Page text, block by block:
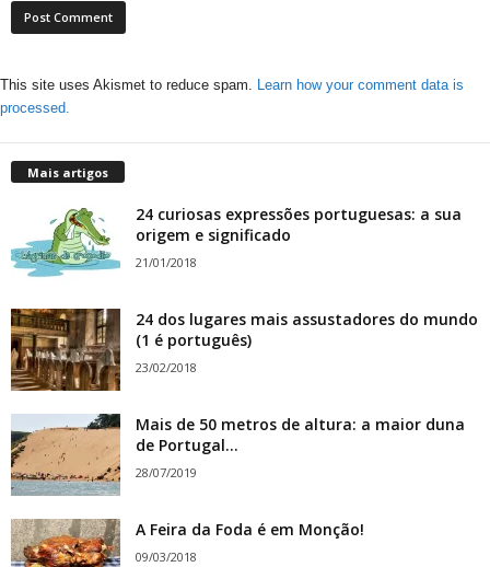
This site uses Akismet to reduce spam. Learn how your comment data is
processed.
Mais artigos
24 curiosas expressões portuguesas: a sua
origem e significado
21/01/2018
24 dos lugares mais assustadores do mundo
(1 é português)
23/02/2018
Mais de 50 metros de altura: a maior duna
de Portugal...
28/07/2019
A Feira da Foda é em Monção!
09/03/2018